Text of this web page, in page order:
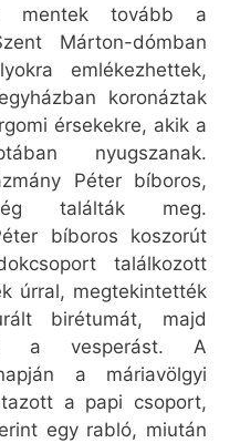
mentek tovább a
Márton-dómban
emlékezhettek,
koronáztak
érsekekre, akik a
nyugszanak.
Péter bíboros,
találták meg.
bíboros koszorút
találkozott
úrral, megtekintették
birétumát, majd
a vesperást. A
a máriavölgyi
a papi csoport,
egy rabló, miután